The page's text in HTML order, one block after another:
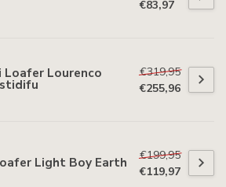
€83,97
Loafer Lourenco
€319,95
€255,96
Light Boy Earth
€199,95
€119,97